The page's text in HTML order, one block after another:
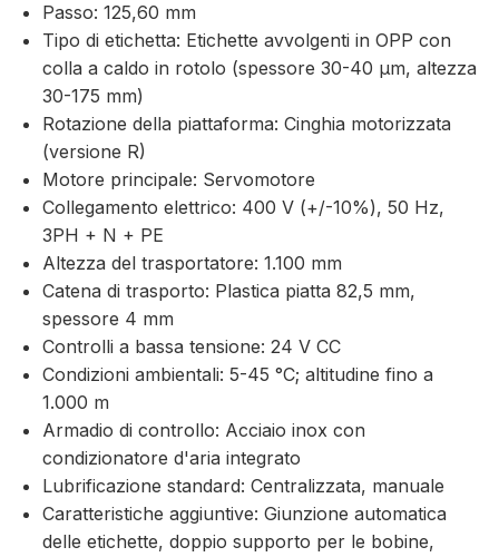
Passo: 125,60 mm
Tipo di etichetta: Etichette avvolgenti in OPP con
colla a caldo in rotolo (spessore 30-40 µm, altezza
30-175 mm)
Rotazione della piattaforma: Cinghia motorizzata
(versione R)
Motore principale: Servomotore
Collegamento elettrico: 400 V (+/-10%), 50 Hz,
3PH + N + PE
Altezza del trasportatore: 1.100 mm
Catena di trasporto: Plastica piatta 82,5 mm,
spessore 4 mm
Controlli a bassa tensione: 24 V CC
Condizioni ambientali: 5-45 °C; altitudine fino a
1.000 m
Armadio di controllo: Acciaio inox con
condizionatore d'aria integrato
Lubrificazione standard: Centralizzata, manuale
Caratteristiche aggiuntive: Giunzione automatica
delle etichette, doppio supporto per le bobine,